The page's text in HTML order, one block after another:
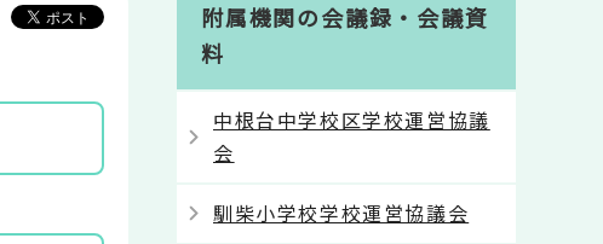
附属機関の会議録・会議資
料
中根台中学校区学校運営協議
会
馴柴小学校学校運営協議会